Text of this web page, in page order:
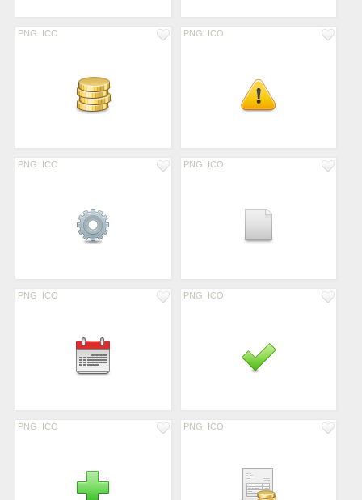
PNG ICO PNG ICO
PNG ICO PNG ICO
PNG ICO PNG ICO
PNG ICO PNG ICO